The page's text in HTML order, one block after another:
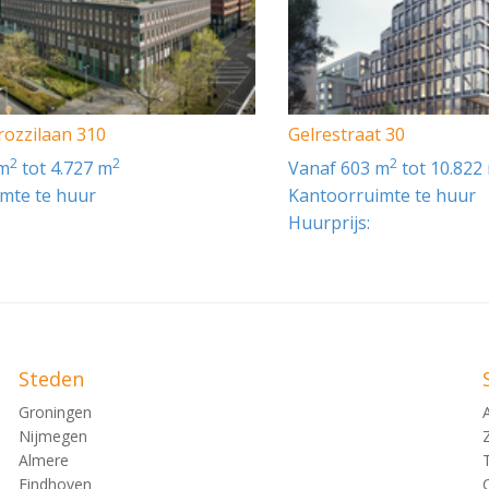
met btw.
A10, die rondom Amsterdam loopt. Bij afrit s108
bij De Boelelaan.
dichtstbijzijnde trein- en metrostation is Amsterdam
310
2 tot 4.727 m2
te huur
Gelrestraat 30
vanaf 603 m2tot 10.822
Kantoorruimte te huur
Huurprijs:
Steden
Groningen
Nijmegen
Almere
Eindhoven